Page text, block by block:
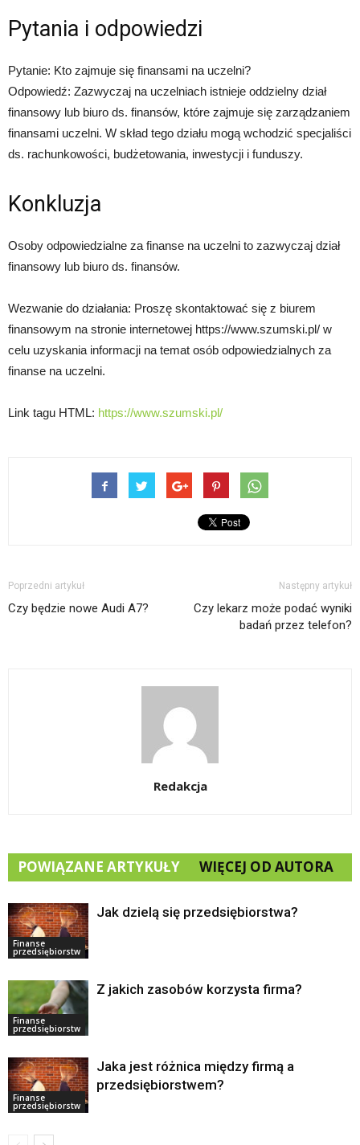
Pytania i odpowiedzi
Pytanie: Kto zajmuje się finansami na uczelni?
Odpowiedź: Zazwyczaj na uczelniach istnieje oddzielny dział
finansowy lub biuro ds. finansów, które zajmuje się zarządzaniem
finansami uczelni. W skład tego działu mogą wchodzić specjaliści
ds. rachunkowości, budżetowania, inwestycji i funduszy.
Konkluzja
Osoby odpowiedzialne za finanse na uczelni to zazwyczaj dział
finansowy lub biuro ds. finansów.
Wezwanie do działania: Proszę skontaktować się z biurem
finansowym na stronie internetowej https://www.szumski.pl/ w
celu uzyskania informacji na temat osób odpowiedzialnych za
finanse na uczelni.
Link tagu HTML: https://www.szumski.pl/
Poprzedni artykuł
Czy będzie nowe Audi A7?
Następny artykuł
Czy lekarz może podać wyniki
badań przez telefon?
Redakcja
POWIĄZANE ARTYKUŁY WIĘCEJ OD AUTORA
Finanse
przedsiębiorstw
Jak dzielą się przedsiębiorstwa?
Finanse
przedsiębiorstw
Z jakich zasobów korzysta firma?
Finanse
przedsiębiorstw
Jaka jest różnica między firmą a
przedsiębiorstwem?